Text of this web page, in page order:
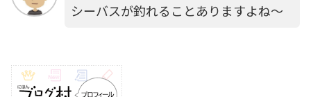
シーバスが釣れることありますよね～